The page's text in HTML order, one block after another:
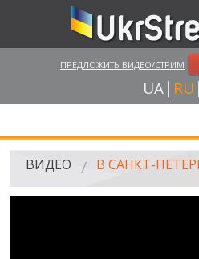
ПРЕДЛОЖИТЬ ВИДЕО/СТРИМ
UA RU
ГЛАВНАЯ
ВИДЕО